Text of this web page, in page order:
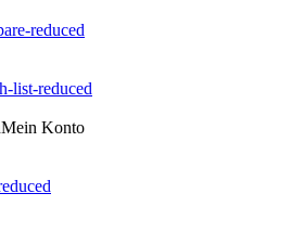
Mein Konto